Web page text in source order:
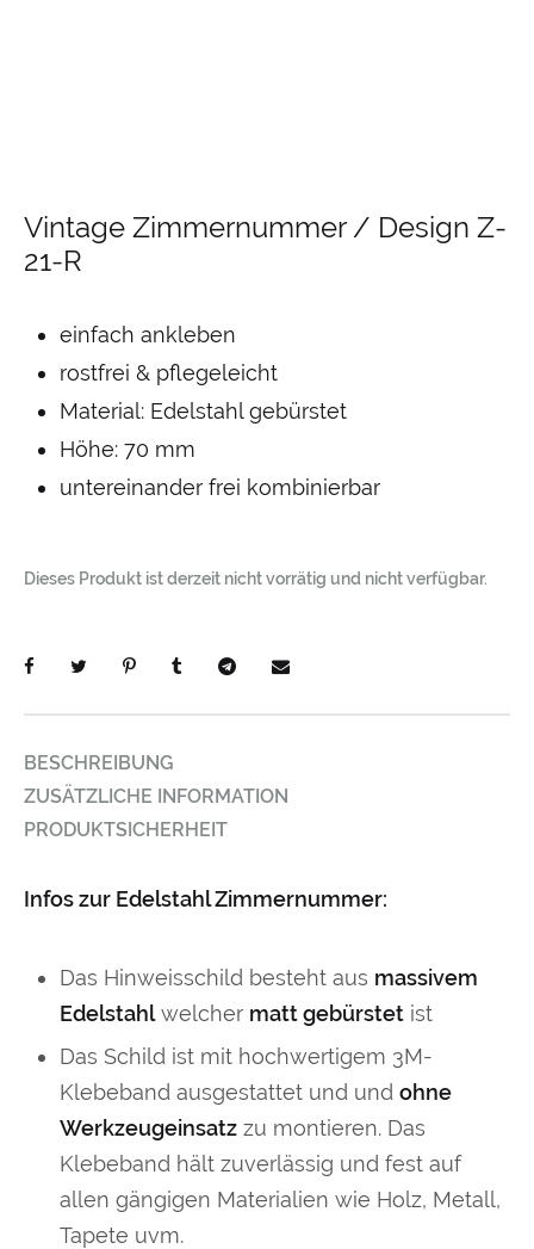
Vintage Zimmernummer / Design Z-
21-R
einfach ankleben
rostfrei & pflegeleicht
Material: Edelstahl gebürstet
Höhe: 70 mm
untereinander frei kombinierbar
Dieses Produkt ist derzeit nicht vorrätig und nicht verfügbar.
BESCHREIBUNG
ZUSÄTZLICHE INFORMATION
PRODUKTSICHERHEIT
Infos zur Edelstahl Zimmernummer:
Das Hinweisschild besteht aus massivem
Edelstahlwelcher matt gebürstet ist
Das Schild ist mit hochwertigem 3M-
Klebeband ausgestattet und und ohne
Werkzeugeinsatz zu montieren. Das
Klebeband hält zuverlässig und fest auf
allen gängigen Materialien wie Holz, Metall,
Tapete uvm.